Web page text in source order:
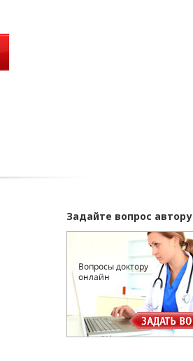
Задайте вопрос автору